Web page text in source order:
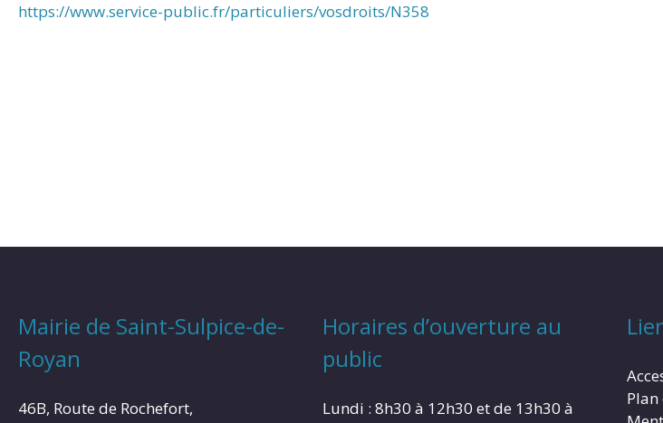
https://www.service-public.fr/particuliers/vosdroits/N358
Mairie de Saint-Sulpice-de-
Royan
46B, Route de Rochefort,
Horaires d’ouverture au
public
Lundi : 8h30 à 12h30 et de 13h30 à